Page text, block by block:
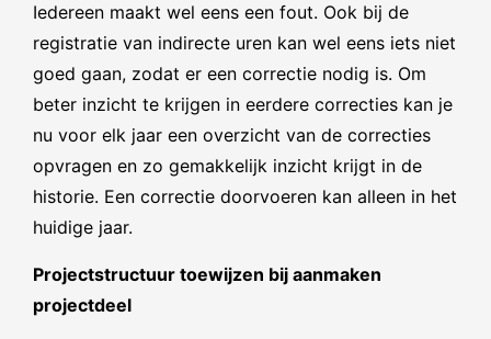
Iedereen maakt wel eens een fout. Ook bij de
registratie van indirecte uren kan wel eens iets niet
goed gaan, zodat er een correctie nodig is. Om
beter inzicht te krijgen in eerdere correcties kan je
nu voor elk jaar een overzicht van de correcties
opvragen en zo gemakkelijk inzicht krijgt in de
historie. Een correctie doorvoeren kan alleen in het
huidige jaar.
Projectstructuur toewijzen bij aanmaken
projectdeel